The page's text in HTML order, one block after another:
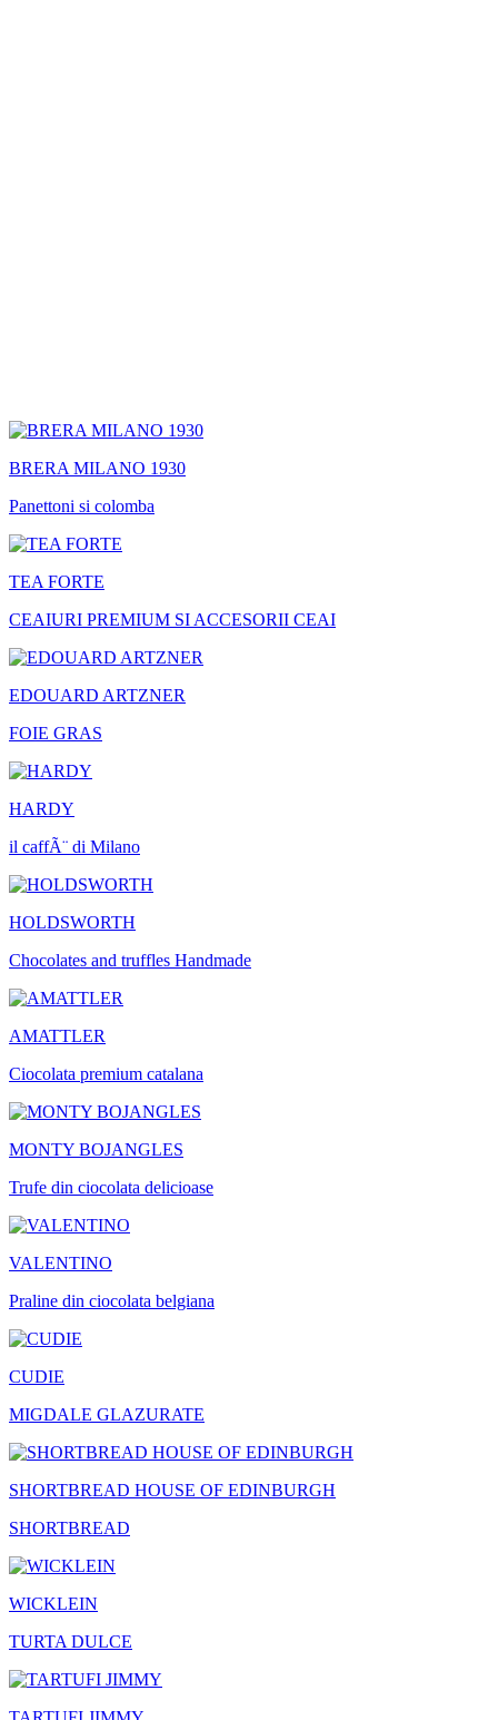
BRERA MILANO 1930
Panettoni si colomba
TEA FORTE
CEAIURI PREMIUM SI ACCESORII CEAI
EDOUARD ARTZNER
FOIE GRAS
HARDY
il caffÃ¨ di Milano
HOLDSWORTH
Chocolates and truffles Handmade
AMATTLER
Ciocolata premium catalana
MONTY BOJANGLES
Trufe din ciocolata delicioase
VALENTINO
Praline din ciocolata belgiana
CUDIE
MIGDALE GLAZURATE
SHORTBREAD HOUSE OF EDINBURGH
SHORTBREAD
WICKLEIN
TURTA DULCE